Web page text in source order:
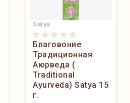
Satya
Благовоние
Традиционная
Аюрведа (
Traditional
Ayurveda) Satya 15
г.